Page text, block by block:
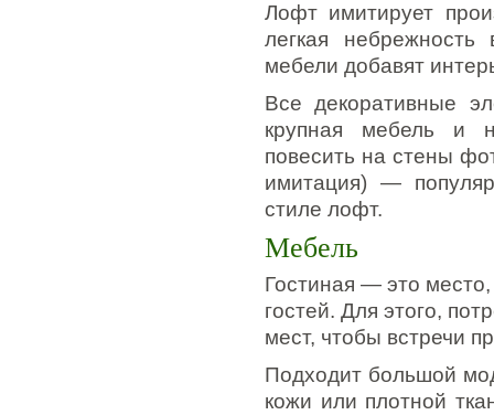
Лофт имитирует
легкая
мебели добавят
Все декоративные
крупная мебель и
повесить на стены
имитация) —
стиле лофт.
Мебель
Гостиная — это
гостей. Для этого,
мест, чтобы встречи
Подходит большой
кожи или плотной